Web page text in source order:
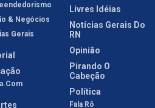
& Negócios
Gerais
Livres Idéias
Notícias Gerais Do
RN
Opinião
Pirando O
Cabeção
Política
Fala Rô